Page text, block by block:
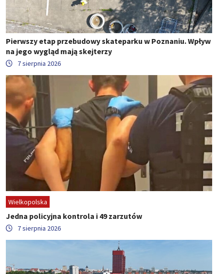
Pierwszy etap przebudowy skateparku w Poznaniu. Wpływ
na jego wygląd mają skejterzy
7 sierpnia 2026
Wielkopolska
Jedna policyjna kontrola i 49 zarzutów
7 sierpnia 2026